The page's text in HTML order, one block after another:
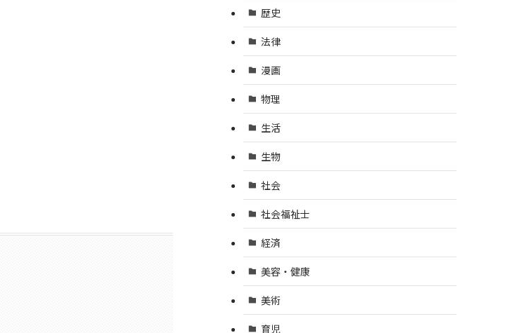
歴史
法律
漫画
物理
生活
生物
社会
社会福祉士
経済
美容・健康
美術
育児